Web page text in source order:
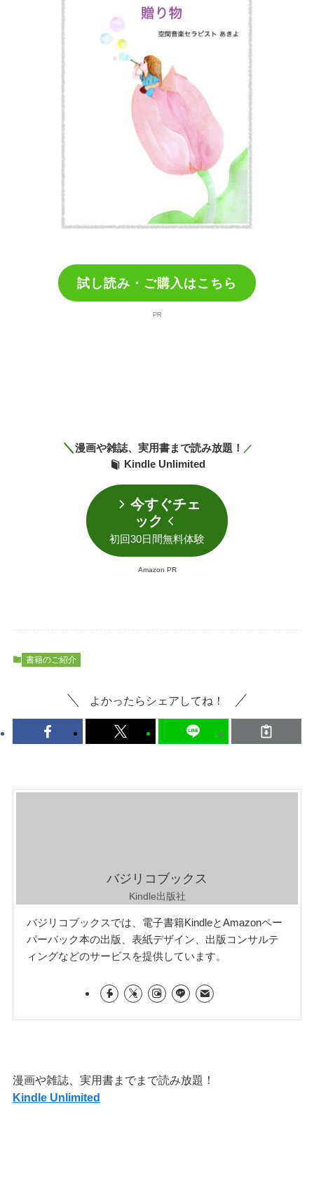
試し読み・ご購入はこちら
PR
＼ 漫画や雑誌、実用書まで読み放題！ ／
Kindle Unlimited
今すぐチェ
ック
初回30日間無料体験
Amazon PR
書籍のご紹介
よかったらシェアしてね！
バジリコブックス
Kindle出版社
バジリコブックスでは、電子書籍KindleとAmazonペー
パーバック本の出版、表紙デザイン、出版コンサルテ
ィングなどのサービスを提供しています。
漫画や雑誌、実用書までまで読み放題！
Kindle Unlimited